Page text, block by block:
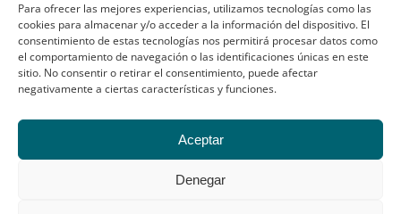
Para ofrecer las mejores experiencias, utilizamos tecnologías como las
cookies para almacenar y/o acceder a la información del dispositivo. El
consentimiento de estas tecnologías nos permitirá procesar datos como
el comportamiento de navegación o las identificaciones únicas en este
sitio. No consentir o retirar el consentimiento, puede afectar
negativamente a ciertas características y funciones.
Aceptar
Denegar
Asturias
Email:digital@sustanciagris.com
Web:www.sustanciagris.com
Galería